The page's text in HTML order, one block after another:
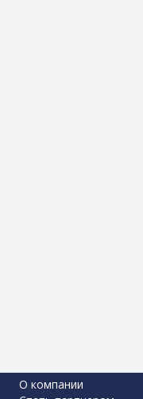
О компании